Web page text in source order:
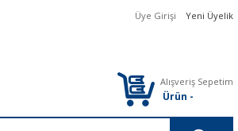
Üye Girişi Yeni Üyelik
Alışveriş Sepetim
Ürün -